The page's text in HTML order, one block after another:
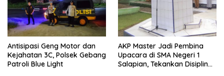
Antisipasi Geng Motor dan
Kejahatan 3C, Polsek Gebang
Patroli Blue Light
AKP Master Jadi Pembina
Upacara di SMA Negeri 1
Salapian, Tekankan Disiplin